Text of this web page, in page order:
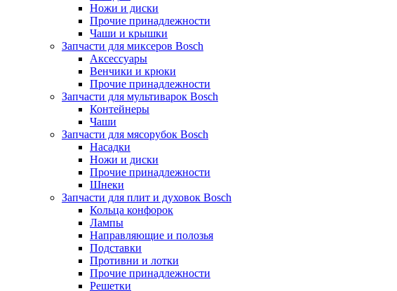
Ножи и диски
Прочие принадлежности
Чаши и крышки
Запчасти для миксеров Bosch
Аксессуары
Венчики и крюки
Прочие принадлежности
Запчасти для мультиварок Bosch
Контейнеры
Чаши
Запчасти для мясорубок Bosch
Насадки
Ножи и диски
Прочие принадлежности
Шнеки
Запчасти для плит и духовок Bosch
Кольца конфорок
Лампы
Направляющие и полозья
Подставки
Противни и лотки
Прочие принадлежности
Решетки